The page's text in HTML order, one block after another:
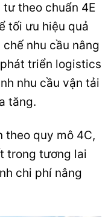
theo chuẩn 4E
tối ưu hiệu quả
nhu cầu nâng
triển logistics
nhu cầu vận tải
tăng.
theo quy mô 4C,
trong tương lai
chi phí nâng